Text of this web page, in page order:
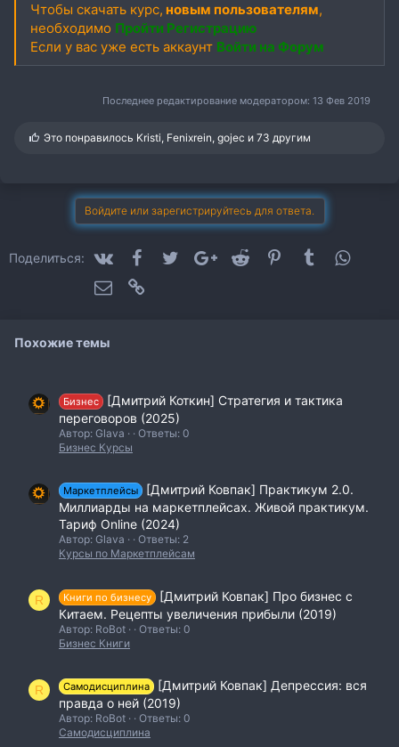
Чтобы скачать курс, новым пользователям,
необходимо Пройти Регистрацию
Если у вас уже есть аккаунт Войти на Форум
Последнее редактирование модератором: 13 Фев 2019
С
Это понравилось Kristi, Fenixrein,gojec и 73 другим
Войдите или зарегистрируйтесь для ответа.
Поделиться: VK FacebookTwitterGoogle+Reddit PinterestTumblr
Электронная почта
Похожие темы
Бизнес
[Дмитрий Коткин] Стратегия и тактика
переговоров (2025)
Автор: Glava
Ответы: 0
Бизнес Курсы
Маркетплейсы
[Дмитрий Ковпак] Практикум 2.0.
Миллиарды на маркетплейсах. Живой практикум.
Тариф Online (2024)
Автор: Glava
Ответы: 2
Курсы по Маркетплейсам
R Книги по бизнесу
[Дмитрий Ковпак] Про бизнес с
Китаем. Рецепты увеличения прибыли (2019)
Автор: RoBot
Ответы: 0
Бизнес Книги
R Самодисциплина
[Дмитрий Ковпак] Депрессия: вся
правда о ней (2019)
Автор: RoBot
Ответы: 0
Самодисциплина